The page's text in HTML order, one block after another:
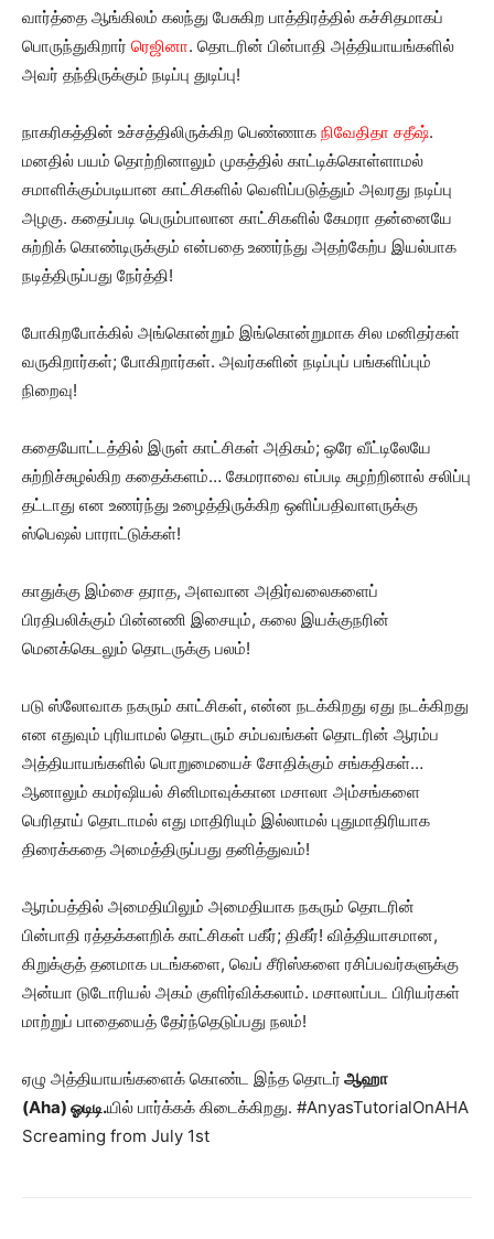
வார்த்தை ஆங்கிலம் கலந்து பேசுகிற பாத்திரத்தில் கச்சிதமாகப்
பொருந்துகிறார் ரெஜினா. தொடரின் பின்பாதி அத்தியாயங்களில்
அவர் தந்திருக்கும் நடிப்பு துடிப்பு!
நாகரிகத்தின் உச்சத்திலிருக்கிற பெண்ணாக நிவேதிதா சதீஷ்.
மனதில் பயம் தொற்றினாலும் முகத்தில் காட்டிக்கொள்ளாமல்
சமாளிக்கும்படியான காட்சிகளில் வெளிப்படுத்தும் அவரது நடிப்பு
அழகு. கதைப்படி பெரும்பாலான காட்சிகளில் கேமரா தன்னையே
சுற்றிக் கொண்டிருக்கும் என்பதை உணர்ந்து அதற்கேற்ப இயல்பாக
நடித்திருப்பது நேர்த்தி!
போகிறபோக்கில் அங்கொன்றும் இங்கொன்றுமாக சில மனிதர்கள்
வருகிறார்கள்; போகிறார்கள். அவர்களின் நடிப்புப் பங்களிப்பும்
நிறைவு!
கதையோட்டத்தில் இருள் காட்சிகள் அதிகம்; ஒரே வீட்டிலேயே
சுற்றிச்சுழல்கிற கதைக்களம்… கேமராவை எப்படி சுழற்றினால் சலிப்பு
தட்டாது என உணர்ந்து உழைத்திருக்கிற ஒளிப்பதிவாளருக்கு
ஸ்பெஷல் பாராட்டுக்கள்!
காதுக்கு இம்சை தராத, அளவான அதிர்வலைகளைப்
பிரதிபலிக்கும் பின்னணி இசையும், கலை இயக்குநரின்
மெனக்கெடலும் தொடருக்கு பலம்!
படு ஸ்லோவாக நகரும் காட்சிகள், என்ன நடக்கிறது ஏது நடக்கிறது
என எதுவும் புரியாமல் தொடரும் சம்பவங்கள் தொடரின் ஆரம்ப
அத்தியாயங்களில் பொறுமையைச் சோதிக்கும் சங்கதிகள்…
ஆனாலும் கமர்ஷியல் சினிமாவுக்கான மசாலா அம்சங்களை
பெரிதாய் தொடாமல் எது மாதிரியும் இல்லாமல் புதுமாதிரியாக
திரைக்கதை அமைத்திருப்பது தனித்துவம்!
ஆரம்பத்தில் அமைதியிலும் அமைதியாக நகரும் தொடரின்
பின்பாதி ரத்தக்களறிக் காட்சிகள் பகீர்; திகீர்! வித்தியாசமான,
கிறுக்குத் தனமாக படங்களை, வெப் சீரிஸ்களை ரசிப்பவர்களுக்கு
அன்யா டுடோரியல் அகம் குளிர்விக்கலாம். மசாலாப்பட பிரியர்கள்
மாற்றுப் பாதையைத் தேர்ந்தெடுப்பது நலம்!
ஏழு அத்தியாயங்களைக் கொண்ட இந்த தொடர் ஆஹா
(Aha) ஓடிடி.யில் பார்க்கக் கிடைக்கிறது. #AnyasTutorialOnAHA
Screaming from July 1st